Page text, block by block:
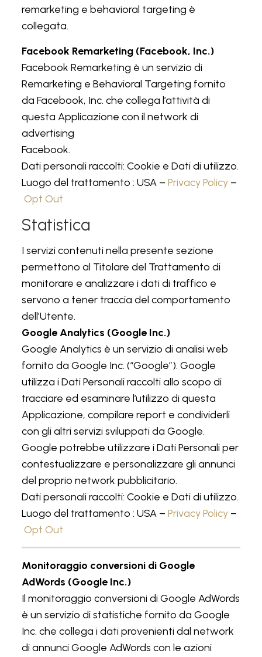
remarketing e behavioral targeting è
collegata.
Facebook Remarketing (Facebook, Inc.)
Facebook Remarketing è un servizio di
Remarketing e Behavioral Targeting fornito
da Facebook, Inc. che collega l’attività di
questa Applicazione con il network di
advertising
Facebook.
Dati personali raccolti: Cookie e Dati di utilizzo.
Luogo del trattamento : USA – Privacy Policy–
Opt Out
Statistica
I servizi contenuti nella presente sezione
permettono al Titolare del Trattamento di
monitorare e analizzare i dati di traffico e
servono a tener traccia del comportamento
dell’Utente.
Google Analytics (Google Inc.)
Google Analytics è un servizio di analisi web
fornito da Google Inc. (“Google”). Google
utilizza i Dati Personali raccolti allo scopo di
tracciare ed esaminare l’utilizzo di questa
Applicazione, compilare report e condividerli
con gli altri servizi sviluppati da Google.
Google potrebbe utilizzare i Dati Personali per
contestualizzare e personalizzare gli annunci
del proprio network pubblicitario.
Dati personali raccolti: Cookie e Dati di utilizzo.
Luogo del trattamento : USA – Privacy Policy–
Opt Out
Monitoraggio conversioni di Google
AdWords (Google Inc.)
Il monitoraggio conversioni di Google AdWords
è un servizio di statistiche fornito da Google
Inc. che collega i dati provenienti dal network
di annunci Google AdWords con le azioni